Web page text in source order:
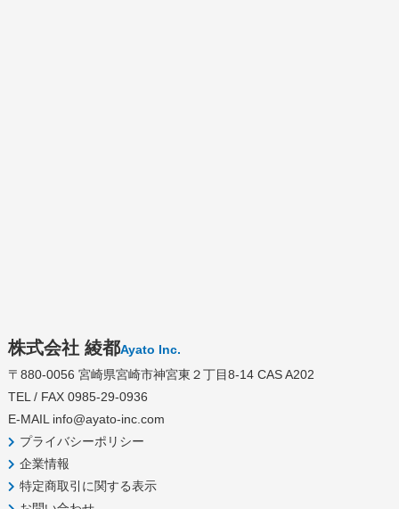
株式会社 綾都Ayato Inc.
〒880-0056 宮崎県宮崎市神宮東２丁目8-14 CAS A202
TEL / FAX 0985-29-0936
E-MAIL info@ayato-inc.com
プライバシーポリシー
企業情報
特定商取引に関する表示